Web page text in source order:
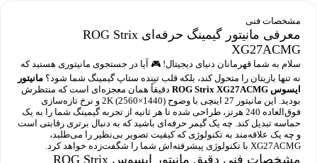
مشخصات فنی
معرفی مانیتور گیمینگ حرفه‌ای ROG Strix
XG27ACMG
سلام به شما قهرمانان دنیای دیجیتال! 🎮 آیا در جستجوی مانیتوری هستید که
نه تنها بازیتان را متحول کند، بلکه قلب تپنده ستاپ گیمینگ شما شود؟ مانیتور
ایسوس ROG Strix XG27ACMG
دقیقاً همان معجزه‌ای است که منتظرش
بودید. این مانیتور 27 اینچی با وضوح 2K (2560×1440) و نرخ تازه‌سازی
فوق‌العاده 240 هرتز، طراحی شده تا هر ثانیه از تجربه گیمینگ شما را به یک
حماسه تبدیل کند. چه یک گیمر حرفه‌ای باشید که به دنبال برتری رقابتی است
و چه یک علاقه‌مند به تکنولوژی که کیفیت تصویر بی‌نظیر را می‌طلبد،
XG27ACMG با تکنولوژی پیشرفته‌اش شما را شگفت‌زده خواهد کرد.
مشخصات فنی دقیق مانیتور ایسوس ROG Strix